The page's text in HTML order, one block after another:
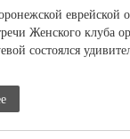
еврейской
Женского клуба
состоялся